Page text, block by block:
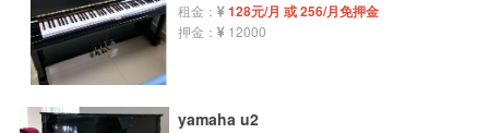
租金： 128元/月 或 256/月免押金
押金： 12000
yamaha u2